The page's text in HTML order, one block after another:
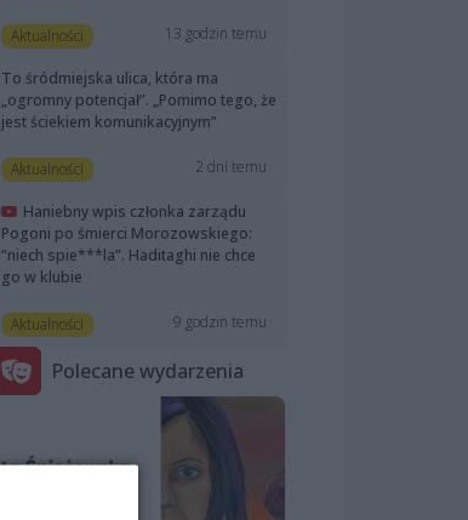
Aktualności 13 godzin temu
To śródmiejska ulica, która ma
„ogromny potencjał”. „Pomimo tego, że
jest ściekiem komunikacyjnym”
Aktualności 2 dni temu
Haniebny wpis członka zarządu
Pogoni po śmierci Morozowskiego:
“niech spie***la”. Haditaghi nie chce
go w klubie
Aktualności 9 godzin temu
Polecane wydarzenia